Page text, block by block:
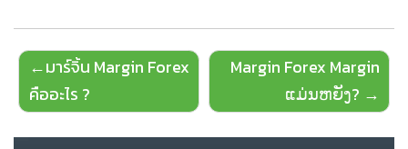
Post
navigation
มาร์จิ้น Margin Forex
คืออะไร ?
Margin Forex Margin
ແມ່ນຫຍັງ?